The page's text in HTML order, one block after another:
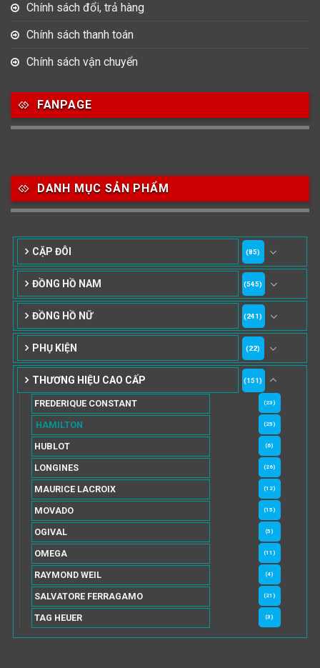
Chính sách đổi, trả hàng
Chính sách thanh toán
Chính sách vận chuyển
FANPAGE
DANH MỤC SẢN PHẨM
CẶP ĐÔI (85)
ĐỒNG HỒ NAM (545)
ĐỒNG HỒ NỮ (241)
PHỤ KIỆN (22)
THƯƠNG HIỆU CAO CẤP (151)
FREDERIQUE CONSTANT (23)
HAMILTON (25)
HUBLOT (6)
LONGINES (26)
MAURICE LACROIX (12)
MOVADO (15)
OGIVAL (5)
OMEGA (11)
RAYMOND WEIL (4)
SALVATORE FERRAGAMO (21)
TAG HEUER (3)